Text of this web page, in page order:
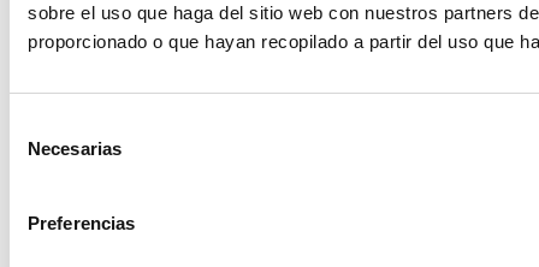
sobre el uso que haga del sitio web con nuestros partners
proporcionado o que hayan recopilado a partir del uso que
Necesarias
Preferencias